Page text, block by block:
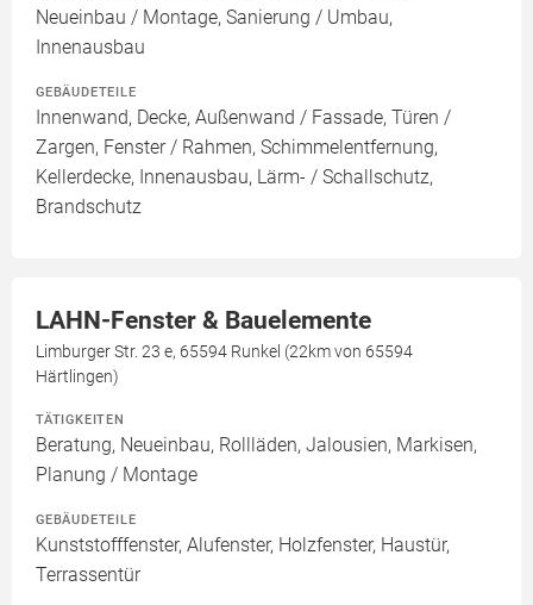
Neueinbau / Montage, Sanierung / Umbau,
Innenausbau
GEBÄUDETEILE
Innenwand, Decke, Außenwand / Fassade, Türen /
Zargen, Fenster / Rahmen, Schimmelentfernung,
Kellerdecke, Innenausbau, Lärm- / Schallschutz,
Brandschutz
LAHN-Fenster & Bauelemente
Limburger Str. 23 e, 65594 Runkel (22km von 65594
Härtlingen)
TÄTIGKEITEN
Beratung, Neueinbau, Rollläden, Jalousien, Markisen,
Planung / Montage
GEBÄUDETEILE
Kunststofffenster, Alufenster, Holzfenster, Haustür,
Terrassentür